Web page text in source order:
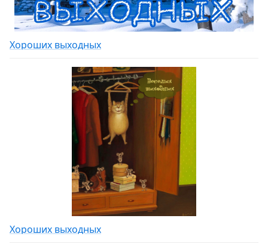
Хороших выходных
Хороших выходных